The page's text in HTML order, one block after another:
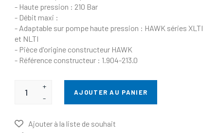
- Haute pression : 210 Bar
- Débit maxi :
- Adaptable sur pompe haute pression : HAWK séries XLTI
et NLTI
- Pièce d'origine constructeur HAWK
- Référence constructeur : 1.904-213.0
+
-
AJOUTER AU PANIER
Ajouter à la liste de souhait